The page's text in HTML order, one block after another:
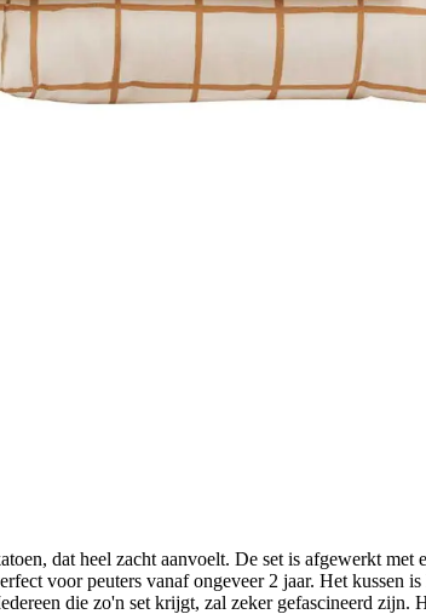
dat heel zacht aanvoelt. De set is afgewerkt met
voor peuters vanaf ongeveer 2 jaar. Het kussen
die zo'n set krijgt, zal zeker gefascineerd zijn.